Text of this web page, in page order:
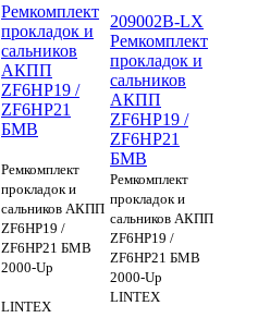
Ремкомплект
прокладок и
сальников
АКПП
ZF6HP19 /
ZF6HP21
БМВ
Ремкомплект
прокладок и
сальников АКПП
ZF6HP19 /
ZF6HP21 БМВ
2000-Up
LINTEX
209002B-LX
Ремкомплект
прокладок и
сальников
АКПП
ZF6HP19 /
ZF6HP21
БМВ
Ремкомплект
прокладок и
сальников АКПП
ZF6HP19 /
ZF6HP21 БМВ
2000-Up
LINTEX